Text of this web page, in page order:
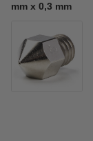
mm x 0,3 mm